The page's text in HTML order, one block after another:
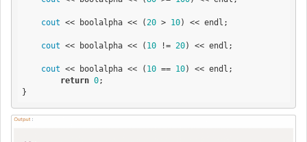
cout << boolalpha << ( 20 > 10) << endl;
cout << boolalpha << ( 10 != 20) << endl;
cout << boolalpha << ( 10 == 10) << endl;
return 0;
}